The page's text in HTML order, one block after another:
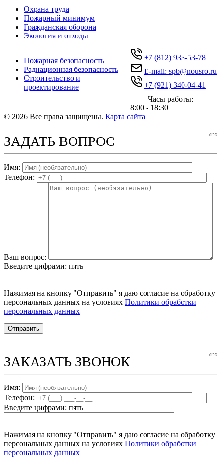
Охрана труда
Пожарный минимум
Гражданская оборона
Экология и отходы
Пожарная безопасность
Радиационная безопасность
Строительство и
проектирование
+7 (812) 933-53-78
E-mail: spb@nousro.ru
+7 (921) 340-04-41
Часы работы:
8:00 - 18:30
© 2026 Все права защищены. Карта сайта
ЗАДАТЬ ВОПРОС
Имя:
Телефон:
Ваш вопрос:
Введите цифрами: пять
Нажимая на кнопку "Отправить" я даю согласие на обработку
персональных данных на условиях Политики обработки
персональных данных
ЗАКАЗАТЬ ЗВОНОК
Имя:
Телефон:
Введите цифрами: пять
Нажимая на кнопку "Отправить" я даю согласие на обработку
персональных данных на условиях Политики обработки
персональных данных